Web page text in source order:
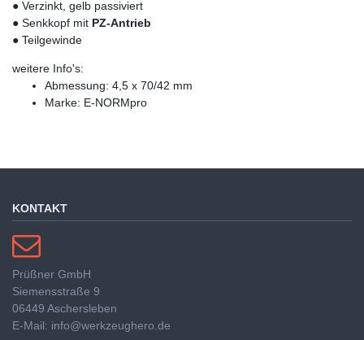
● Verzinkt, gelb passiviert
● Senkkopf mit PZ-Antrieb
● Teilgewinde
weitere Info's:
Abmessung: 4,5 x 70/42 mm
Marke: E-NORMpro
KONTAKT
Prüßner GmbH
Siemensstraße 9
06449 Aschersleben
E-Mail: info@werkzeughero.de